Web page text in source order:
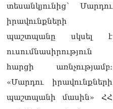
տեսանկյունից՝ Մարդու
իրավունքների
պաշտպանը սկսել է
ուսումնասիրություն
հարցի առնչությամբ։
«Մարդու իրավունքների
պաշտպանի մասին» ՀՀ